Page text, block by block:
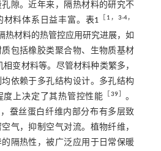
隙。近年来，隔热材料的研究不
料体系日益丰富。 表1 1 ， 3-4，
热材料的热管控应用研究进展，如
包括橡胶类聚合物、生物质基材
变材料等。尽管材料种类繁多，
依赖于多孔结构设计。多孔结构
度上决定了其热管控性能
39］ 。
蚕丝蛋白纤维内部分布有多层致
气，抑制空气对流。植物纤维，
隔热性，被广泛应用于日常保暖